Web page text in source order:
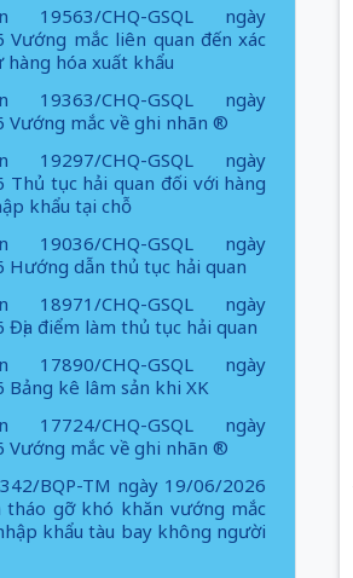
19563/CHQ-GSQL ngày
Vướng mắc liên quan đến xác
hàng hóa xuất khẩu
19363/CHQ-GSQL ngày
Vướng mắc về ghi nhãn ®
19297/CHQ-GSQL ngày
Thủ tục hải quan đối với hàng
khẩu tại chỗ
19036/CHQ-GSQL ngày
Hướng dẫn thủ tục hải quan
18971/CHQ-GSQL ngày
điểm làm thủ tục hải quan
17890/CHQ-GSQL ngày
kê lâm sản khi XK
17724/CHQ-GSQL ngày
Vướng mắc về ghi nhãn ®
BQP-TM ngày 19/06/2026
tháo gỡ khó khăn vướng mắc
khẩu tàu bay không người